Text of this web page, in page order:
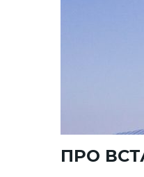
ПРО